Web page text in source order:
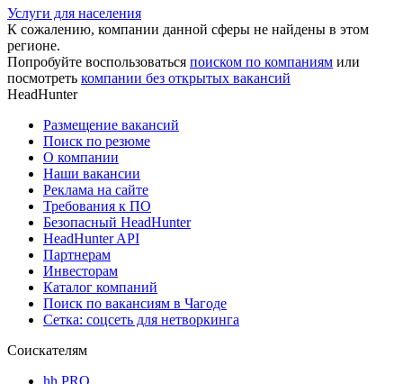
Услуги для населения
К сожалению, компании данной сферы не найдены в этом
регионе.
Попробуйте воспользоваться поиском по компаниям или
посмотреть компании без открытых вакансий
HeadHunter
Размещение вакансий
Поиск по резюме
О компании
Наши вакансии
Реклама на сайте
Требования к ПО
Безопасный HeadHunter
HeadHunter API
Партнерам
Инвесторам
Каталог компаний
Поиск по вакансиям в Чагоде
Сетка: соцсеть для нетворкинга
Соискателям
hh PRO